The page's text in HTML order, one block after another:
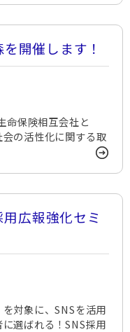
開催します！
命保険相互会社と
会の活性化に関する取
用広報強化セミ
対象に、SNSを活用
選ばれる！SNS採用